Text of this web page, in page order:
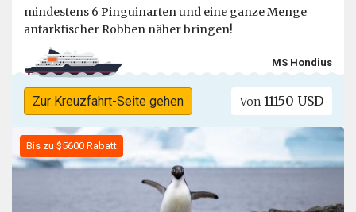
mindestens 6 Pinguinarten und eine ganze Menge
antarktischer Robben näher bringen!
MS Hondius
Zur Kreuzfahrt-Seite gehen Von 11150 USD
Bis zu $5600 Rabatt